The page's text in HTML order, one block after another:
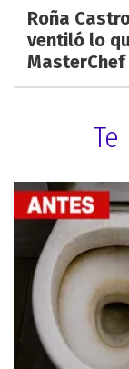
Roña
ventiló lo